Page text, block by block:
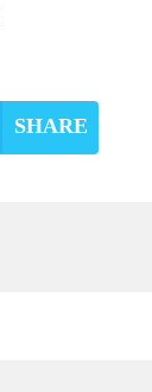
SHARE